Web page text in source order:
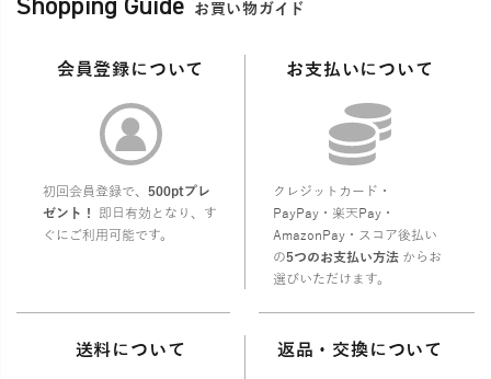
Shopping Guide お買い物ガイド
会員登録について
初回会員登録で、 500ptプレ
ゼント！
即日有効となり、す
ぐにご利用可能です。
お支払いについて
クレジットカード・
PayPay・楽天Pay・
AmazonPay・スコア後払い
の5つのお支払い方法からお
選びいただけます。
送料について 返品・交換について